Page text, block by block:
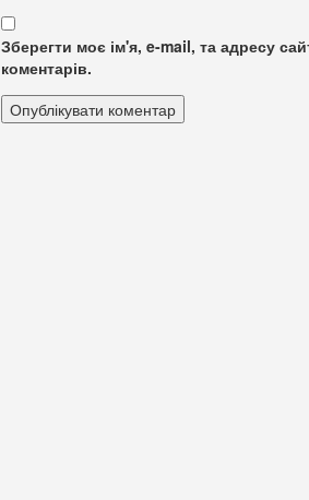
Зберегти моє ім'я, e-mail, та адресу
коментарів.